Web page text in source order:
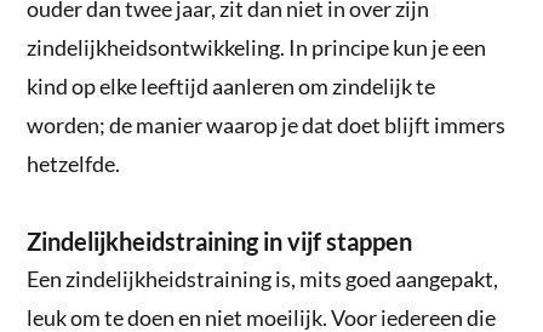
ouder dan twee jaar, zit dan niet in over zijn
zindelijkheidsontwikkeling. In principe kun je een
kind op elke leeftijd aanleren om zindelijk te
worden; de manier waarop je dat doet blijft immers
hetzelfde.
Zindelijkheidstraining in vijf stappen
Een zindelijkheidstraining is, mits goed aangepakt,
leuk om te doen en niet moeilijk. Voor iedereen die